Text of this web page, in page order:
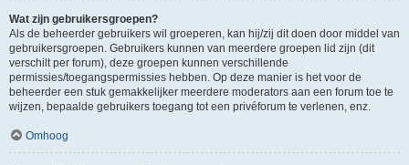
Wat zijn gebruikersgroepen?
Als de beheerder gebruikers wil groeperen, kan hij/zij dit doen door middel van
gebruikersgroepen. Gebruikers kunnen van meerdere groepen lid zijn (dit
verschilt per forum), deze groepen kunnen verschillende
permissies/toegangspermissies hebben. Op deze manier is het voor de
beheerder een stuk gemakkelijker meerdere moderators aan een forum toe te
wijzen, bepaalde gebruikers toegang tot een privéforum te verlenen, enz.
Omhoog